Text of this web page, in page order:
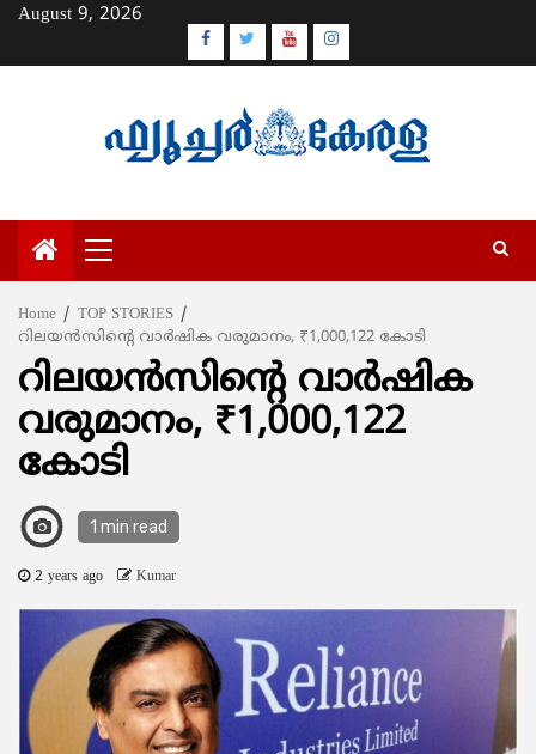
Skip
content
August 9, 2026
Facebook
TwitterYoutubeInstagram
Primary
Menu
Home
TOP STORIES
റിലയൻസിന്റെ വാർഷിക വരുമാനം, ₹1,000,122 കോടി
റിലയൻസിന്റെ വാർഷിക
വരുമാനം, ₹1,000,122
കോടി
1 min read
2 years ago Kumar